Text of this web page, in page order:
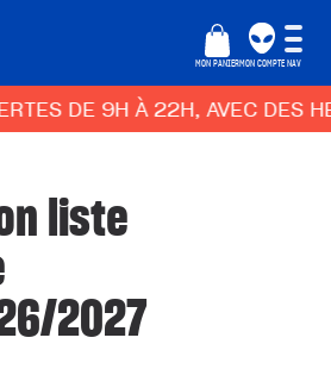
MON PANIERMON COMPTE NAV
DE 9H À 22H, AVEC DES
liste
2027